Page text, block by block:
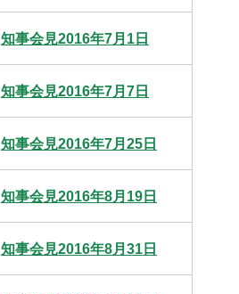
知事会見2016年7月1日
知事会見2016年7月7日
知事会見2016年7月25日
知事会見2016年8月19日
知事会見2016年8月31日